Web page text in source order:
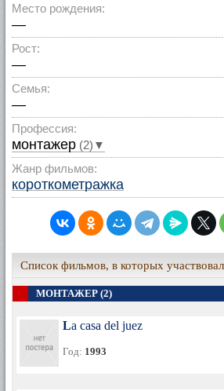
Место рождения:
—
Рост:
—
Семья:
—
Профессия:
монтажер (2)▼
Жанр фильмов:
короткометражка
Список фильмов, в которых
МОНТАЖЕР (2)
La casa del juez
Год: 1993